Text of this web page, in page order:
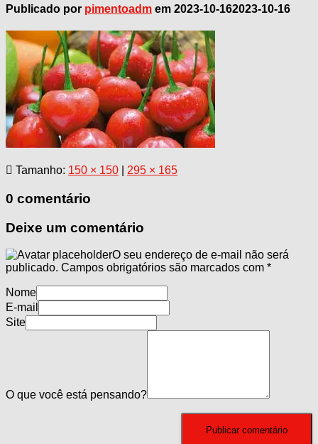
Publicado por pimentoadm em 2023-10-162023-10-16
Tamanho: 150 × 150 295 × 165
0 comentário
Deixe um comentário
O seu endereço de e-mail não será
publicado. Campos obrigatórios são marcados com *
Nome
E-mail
Site
O que você está pensando?